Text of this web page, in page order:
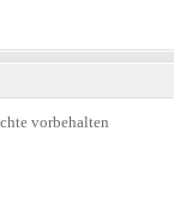
vorbehalten